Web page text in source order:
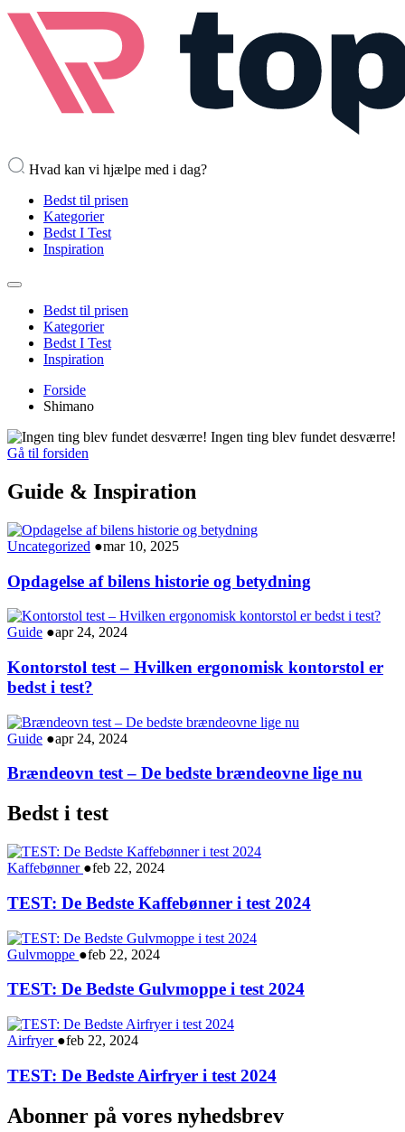
Hvad kan vi hjælpe med i dag?
Bedst til prisen
Kategorier
Bedst I Test
Inspiration
Bedst til prisen
Kategorier
Bedst I Test
Inspiration
Forside
Shimano
Ingen ting blev fundet desværre!
Gå til forsiden
Guide & Inspiration
Uncategorized ●mar 10, 2025
Opdagelse af bilens historie og betydning
Guide ●apr 24, 2024
Kontorstol test – Hvilken ergonomisk kontorstol er
bedst i test?
Guide ●apr 24, 2024
Brændeovn test – De bedste brændeovne lige nu
Bedst i test
Kaffebønner ●feb 22, 2024
TEST: De Bedste Kaffebønner i test 2024
Gulvmoppe ●feb 22, 2024
TEST: De Bedste Gulvmoppe i test 2024
Airfryer ●feb 22, 2024
TEST: De Bedste Airfryer i test 2024
Abonner på vores nyhedsbrev